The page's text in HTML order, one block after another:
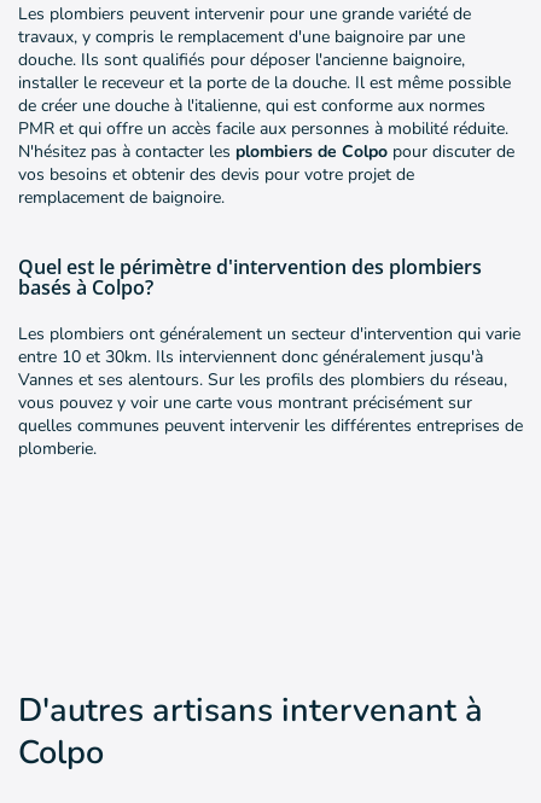
Les plombiers peuvent intervenir pour une grande variété de
travaux, y compris le remplacement d'une baignoire par une
douche. Ils sont qualifiés pour déposer l'ancienne baignoire,
installer le receveur et la porte de la douche. Il est même possible
de créer une douche à l'italienne, qui est conforme aux normes
PMR et qui offre un accès facile aux personnes à mobilité réduite.
N'hésitez pas à contacter les plombiers de Colpo pour discuter de
vos besoins et obtenir des devis pour votre projet de
remplacement de baignoire.
Quel est le périmètre d'intervention des plombiers
basés à Colpo?
Les plombiers ont généralement un secteur d'intervention qui varie
entre 10 et 30km. Ils interviennent donc généralement jusqu'à
Vannes et ses alentours. Sur les profils des plombiers du réseau,
vous pouvez y voir une carte vous montrant précisément sur
quelles communes peuvent intervenir les différentes entreprises de
plomberie.
D'autres artisans intervenant à
Colpo